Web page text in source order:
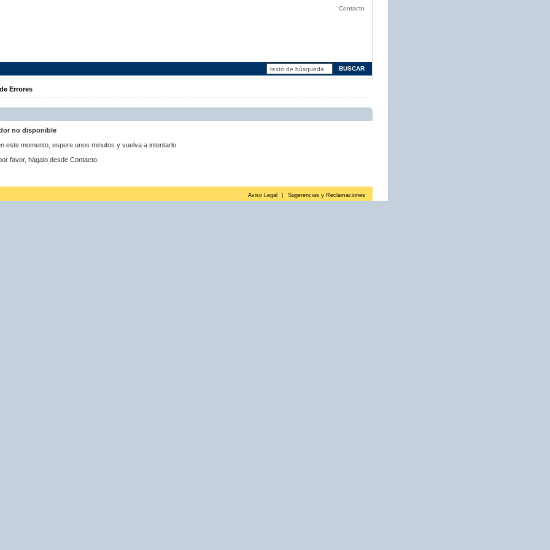
Contacto
Errores
no disponible
este momento, espere unos minutos y vuelva a intentarlo.
favor, hágalo desde Contacto.
Aviso Legal Sugerencias y Reclamaciones